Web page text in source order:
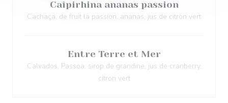
Caîpirhina ananas passion
Cachaça, de fruit la passion, ananas, jus de citron vert
Entre Terre et Mer
Calvados, Passoa, sirop de grandine, jus de cranberry,
citron vert